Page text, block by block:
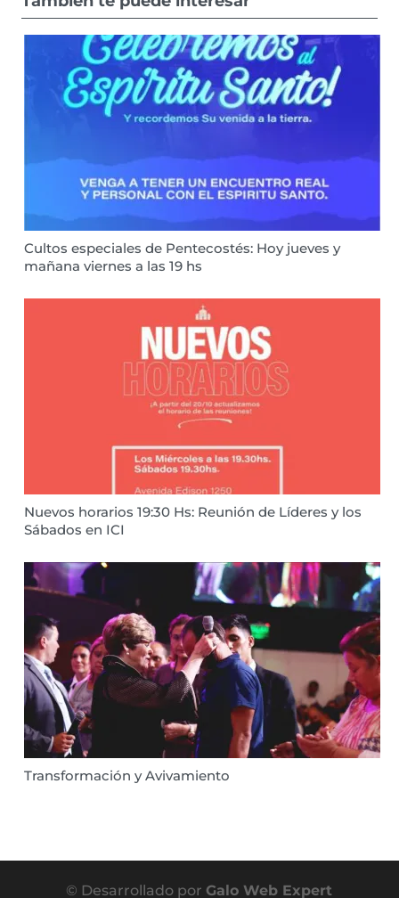
Cultos especiales de Pentecostés: Hoy jueves y
mañana viernes a las 19 hs
Nuevos horarios 19:30 Hs: Reunión de Líderes y los
Sábados en ICI
Transformación y Avivamiento
© Desarrollado porGalo Web Expert